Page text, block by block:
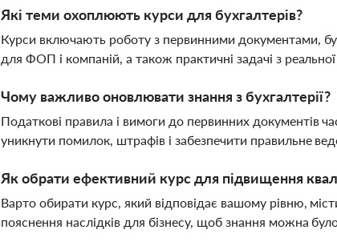
Які теми охоплюють курси для бухгалтерів?
Курси включають роботу з первинними документами,
для ФОП і компаній, а також практичні задачі з
Чому важливо оновлювати знання з бухгалтерії?
Податкові правила і вимоги до первинних документів
уникнути помилок, штрафів і забезпечити правильне
Як обрати ефективний курс для підвищення
Варто обирати курс, який відповідає вашому рівню,
пояснення наслідків для бізнесу, щоб знання можна